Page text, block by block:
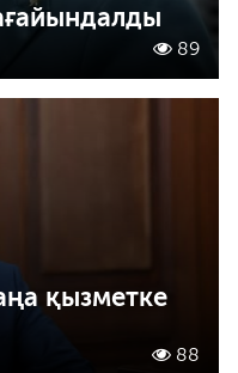
89
қызметке
88